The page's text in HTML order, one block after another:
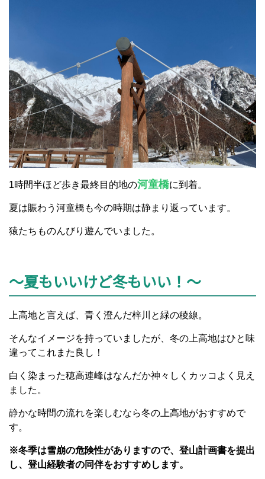
1時間半ほど歩き最終目的地の河童橋に到着。
夏は賑わう河童橋も今の時期は静まり返っています。
猿たちものんびり遊んでいました。
～夏もいいけど冬もいい！～
上高地と言えば、青く澄んだ梓川と緑の稜線。
そんなイメージを持っていましたが、冬の上高地はひと味
違ってこれまた良し！
白く染まった穂高連峰はなんだか神々しくカッコよく見え
ました。
静かな時間の流れを楽しむなら冬の上高地がおすすめで
す。
※冬季は雪崩の危険性がありますので、登山計画書を提出
し、登山経験者の同伴をおすすめします。